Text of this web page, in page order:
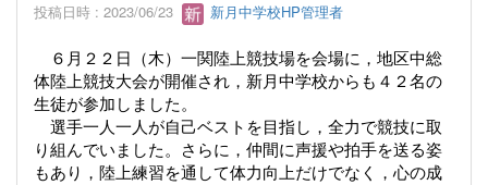
投稿日時 : 2023/06/23 新月中学校HP管理者
６月２２日（木）一関陸上競技場を会場に，地区中総
体陸上競技大会が開催され，新月中学校からも４２名の
生徒が参加しました。
選手一人一人が自己ベストを目指し，全力で競技に取
り組んでいました。さらに，仲間に声援や拍手を送る姿
もあり，陸上練習を通して体力向上だけでなく，心の成